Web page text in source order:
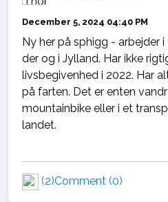
December 5, 2024 04:40 PM
Ny her på sphigg - arbejder
der og i Jylland. Har ikke
livsbegivenhed i 2022. Har
på farten. Det er enten
mountainbike eller i et
landet.
(2)Comment (0)